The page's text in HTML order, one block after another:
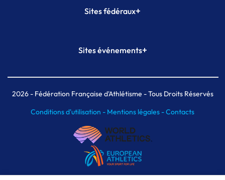
Sites fédéraux+
Plateforme Formation
Sites événements+
Meeting de Paris indoor
MAIF Ekiden de Paris
2026- Fédération Française d'Athlétisme - Tous Droits Réservés
Conditions d'utilisation - Mentions légales -Contacts